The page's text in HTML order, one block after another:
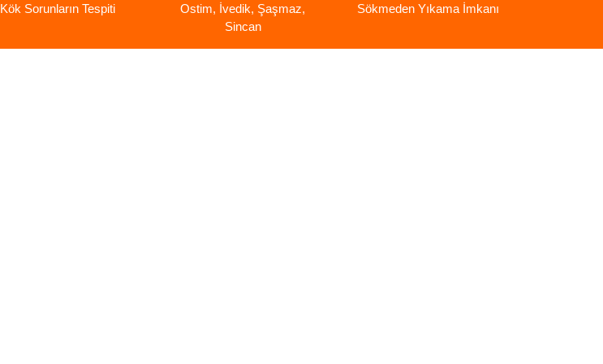
Kök Sorunların Tespiti
Ostim, İvedik, Şaşmaz,
Sincan
Sökmeden Yıkama İmkanı